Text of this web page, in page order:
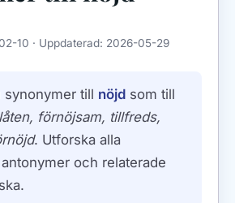
10 · Uppdaterad: 2026-05-29
synonymer till nöjd som till
förnöjsam, tillfreds,
. Utforska alla
och relaterade